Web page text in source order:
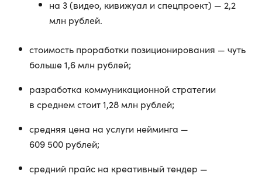
на 3 (видео, кивижуал и спецпроект) — 2,2
млн рублей.
стоимость проработки позиционирования — чуть
больше 1,6 млн рублей;
разработка коммуникационной стратегии
в среднем стоит 1,28 млн рублей;
средняя цена на услуги нейминга —
609 500 рублей;
средний прайс на креативный тендер —